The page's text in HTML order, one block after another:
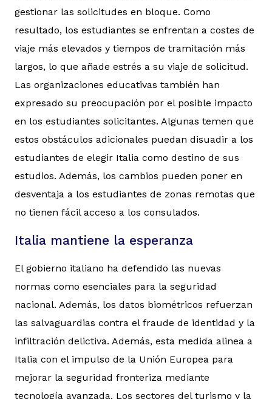
gestionar las solicitudes en bloque. Como
resultado, los estudiantes se enfrentan a costes de
viaje más elevados y tiempos de tramitación más
largos, lo que añade estrés a su viaje de solicitud.
Las organizaciones educativas también han
expresado su preocupación por el posible impacto
en los estudiantes solicitantes. Algunas temen que
estos obstáculos adicionales puedan disuadir a los
estudiantes de elegir Italia como destino de sus
estudios. Además, los cambios pueden poner en
desventaja a los estudiantes de zonas remotas que
no tienen fácil acceso a los consulados.
Italia mantiene la esperanza
El gobierno italiano ha defendido las nuevas
normas como esenciales para la seguridad
nacional. Además, los datos biométricos refuerzan
las salvaguardias contra el fraude de identidad y la
infiltración delictiva. Además, esta medida alinea a
Italia con el impulso de la Unión Europea para
mejorar la seguridad fronteriza mediante
tecnología avanzada. Los sectores del turismo y la